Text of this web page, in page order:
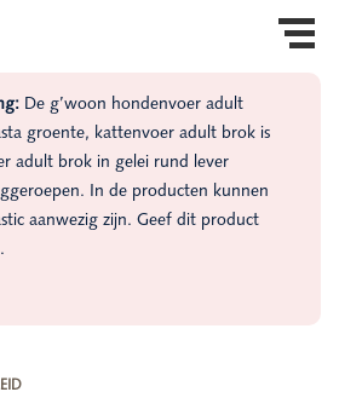
De g’woon hondenvoer adult
groente, kattenvoer adult brok is
adult brok in gelei rund lever
In de producten kunnen
aanwezig zijn. Geef dit product